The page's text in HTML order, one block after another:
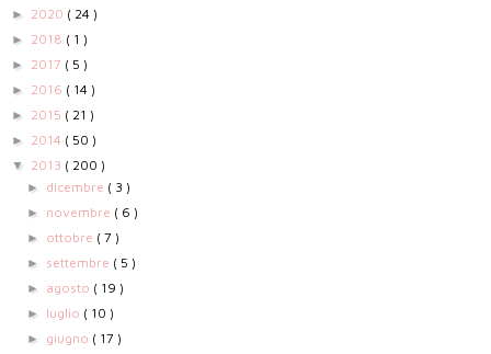
► 2020 ( 24 )
► 2018 ( 1 )
► 2017 ( 5 )
► 2016 ( 14 )
► 2015 ( 21 )
► 2014 ( 50 )
▼ 2013 ( 200 )
► dicembre ( 3 )
► novembre ( 6 )
► ottobre ( 7 )
► settembre ( 5 )
► agosto ( 19 )
► luglio ( 10 )
► giugno ( 17 )